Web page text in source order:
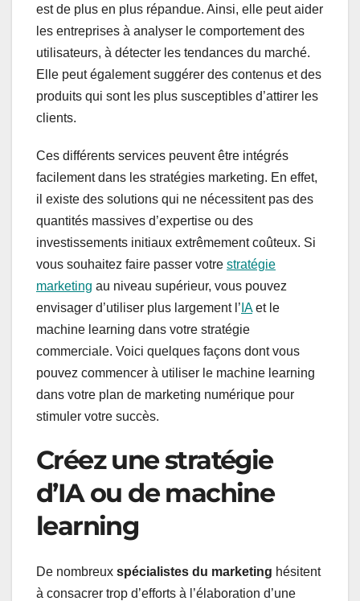
est de plus en plus répandue. Ainsi, elle peut aider
les entreprises à analyser le comportement des
utilisateurs, à détecter les tendances du marché.
Elle peut également suggérer des contenus et des
produits qui sont les plus susceptibles d’attirer les
clients.
Ces différents services peuvent être intégrés
facilement dans les stratégies marketing. En effet,
il existe des solutions qui ne nécessitent pas des
quantités massives d’expertise ou des
investissements initiaux extrêmement coûteux. Si
vous souhaitez faire passer votre stratégie
marketing au niveau supérieur, vous pouvez
envisager d’utiliser plus largement l’ IAet le
machine learning dans votre stratégie
commerciale. Voici quelques façons dont vous
pouvez commencer à utiliser le machine learning
dans votre plan de marketing numérique pour
stimuler votre succès.
Créez une stratégie
d’IA ou de machine
learning
De nombreux spécialistes du marketing hésitent
à consacrer trop d’efforts à l’élaboration d’une